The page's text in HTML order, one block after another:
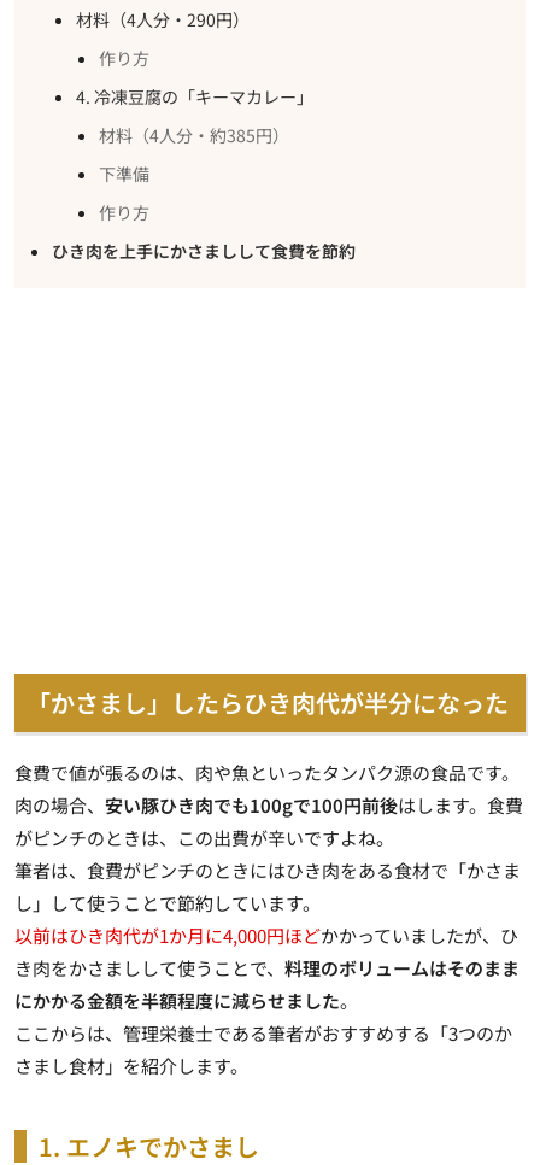
材料（4人分・290円）
作り方
4. 冷凍豆腐の「キーマカレー」
材料（4人分・約385円）
下準備
作り方
ひき肉を上手にかさましして食費を節約
「かさまし」したらひき肉代が半分になった
食費で値が張るのは、肉や魚といったタンパク源の食品です。
肉の場合、 安い豚ひき肉でも100gで100円前後はします。食費
がピンチのときは、この出費が辛いですよね。
筆者は、食費がピンチのときにはひき肉をある食材で「かさま
し」して使うことで節約しています。
以前はひき肉代が1か月に4,000円ほどかかっていましたが、ひ
き肉をかさましして使うことで、 料理のボリュームはそのまま
にかかる金額を半額程度に減らせました。
ここからは、管理栄養士である筆者がおすすめする「3つのか
さまし食材」を紹介します。
1. エノキでかさまし